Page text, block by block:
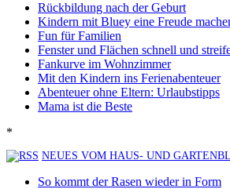
Rückbildung nach der Geburt
Kindern mit Bluey eine Freude
Fun für Familien
Fenster und Flächen schnell und
Fankurve im Wohnzimmer
Mit den Kindern ins Ferienabenteuer
Abenteuer ohne Eltern: Urlaubstipps
Mama ist die Beste
*
NEUES VOM HAUS- UND
So kommt der Rasen wieder in Form